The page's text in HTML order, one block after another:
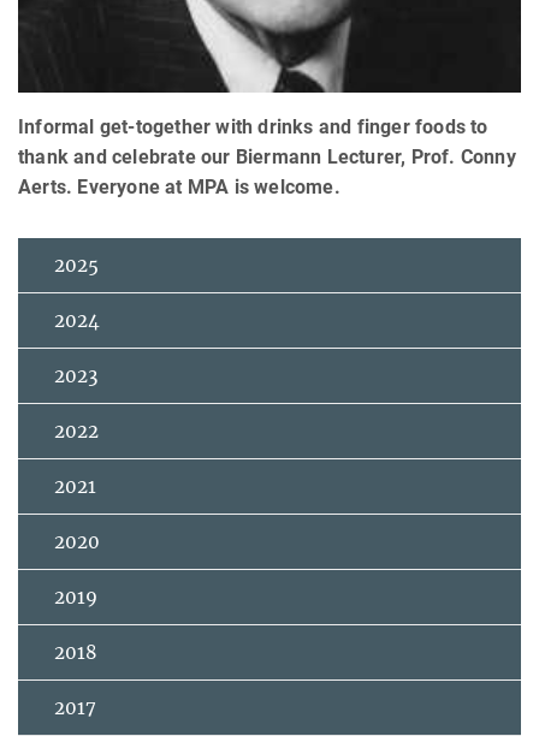
Informal get-together with drinks and finger foods to
thank and celebrate our Biermann Lecturer, Prof. Conny
Aerts. Everyone at MPA is welcome.
2025
2024
2023
2022
2021
2020
2019
2018
2017